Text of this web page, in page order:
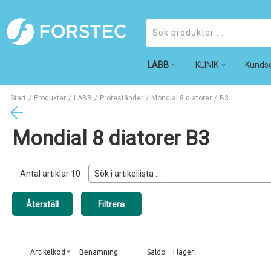
LABB KLINIK
Produkter
Start / Produkter / LABB / Proteständer / Mondial 8 diatorer / B3
Mondial 8 diatorer B3
Antal artiklar 10
Artikelkod Benämning Saldo I lager